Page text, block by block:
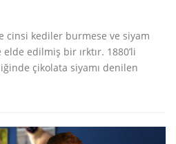
cinsi kediler burmese ve siyam
edilmiş bir ırktır. 1880’li
çikolata siyamı denilen